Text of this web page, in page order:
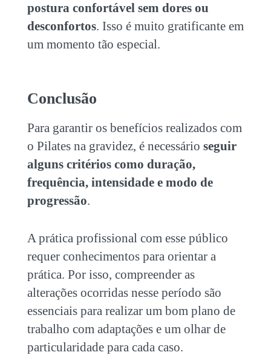
postura confortável sem dores ou
desconfortos. Isso é muito gratificante em
um momento tão especial.
Conclusão
Para garantir os benefícios realizados com
o Pilates na gravidez, é necessário seguir
alguns critérios como duração,
frequência, intensidade e modo de
progressão.
A prática profissional com esse público
requer conhecimentos para orientar a
prática. Por isso, compreender as
alterações ocorridas nesse período são
essenciais para realizar um bom plano de
trabalho com adaptações e um olhar de
particularidade para cada caso.